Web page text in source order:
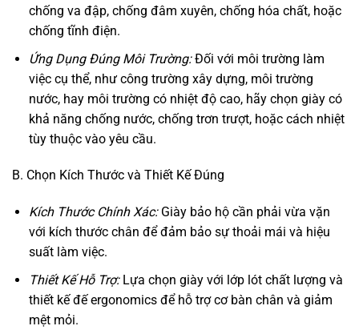
chống va đập, chống đâm xuyên, chống hóa chất, hoặc
chống tĩnh điện.
Ứng Dụng Đúng Môi Trường:Đối với môi trường làm
việc cụ thể, như công trường xây dựng, môi trường
nước, hay môi trường có nhiệt độ cao, hãy chọn giày có
khả năng chống nước, chống trơn trượt, hoặc cách nhiệt
tùy thuộc vào yêu cầu.
B. Chọn Kích Thước và Thiết Kế Đúng
Kích Thước Chính Xác:Giày bảo hộ cần phải vừa vặn
với kích thước chân để đảm bảo sự thoải mái và hiệu
suất làm việc.
Thiết Kế Hỗ Trợ:Lựa chọn giày với lớp lót chất lượng và
thiết kế đế ergonomics để hỗ trợ cơ bàn chân và giảm
mệt mỏi.